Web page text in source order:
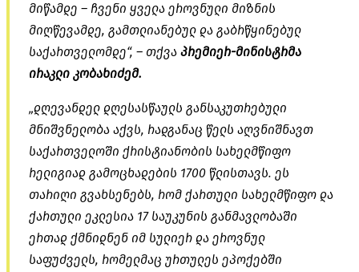
მიწამდე – ჩვენი ყველა ეროვნული მიზნის
მიღწევამდე, გამთლიანებულ და გაბრწყინებულ
საქართველომდე“, – თქვა პრემიერ-მინისტრმა
ირაკლი კობახიძემ.
„დღევანდელ დღესასწაულს განსაკუთრებული
მნიშვნელობა აქვს, რადგანაც წელს აღვნიშნავთ
საქართველოში ქრისტიანობის სახელმწიფო
რელიგიად გამოცხადების 1700 წლისთავს. ეს
თარიღი გვახსენებს, რომ ქართული სახელმწიფო და
ქართული ეკლესია 17 საუკუნის განმავლობაში
ერთად ქმნიდნენ იმ სულიერ და ეროვნულ
საფუძველს, რომელმაც ურთულეს ეპოქებში